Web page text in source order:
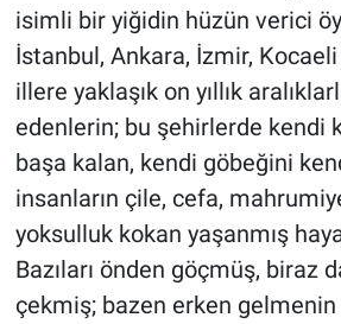
isimli bir yiğidin hüzün verici
İstanbul, Ankara, İzmir,
illere yaklaşık on yıllık
edenlerin; bu şehirlerde kendi
başa kalan, kendi göbeğini
insanların çile, cefa,
yoksulluk kokan yaşanmış
Bazıları önden göçmüş, biraz
çekmiş; bazen erken gelmenin